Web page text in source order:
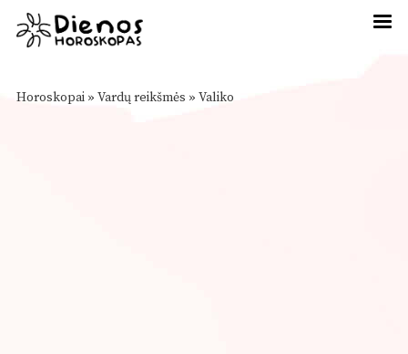
Horoskopai » Vardų reikšmės » Valiko